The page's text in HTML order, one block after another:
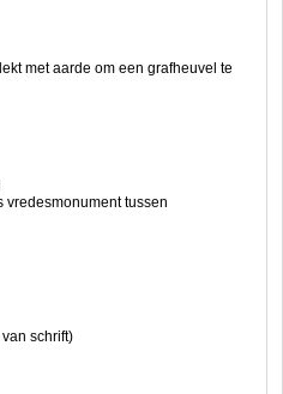
met aarde om een grafheuvel te
vredesmonument tussen
schrift)